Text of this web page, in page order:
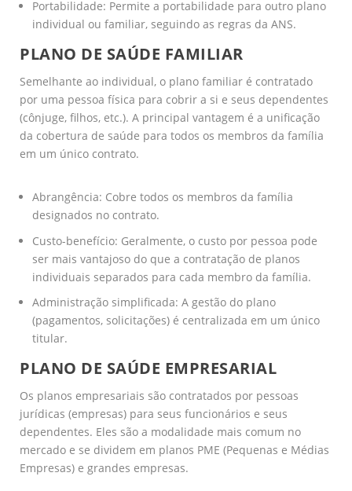
Portabilidade: Permite a portabilidade para outro plano
individual ou familiar, seguindo as regras da ANS.
PLANO DE SAÚDE FAMILIAR
Semelhante ao individual, o plano familiar é contratado
por uma pessoa física para cobrir a si e seus dependentes
(cônjuge, filhos, etc.). A principal vantagem é a unificação
da cobertura de saúde para todos os membros da família
em um único contrato.
Abrangência: Cobre todos os membros da família
designados no contrato.
Custo-benefício: Geralmente, o custo por pessoa pode
ser mais vantajoso do que a contratação de planos
individuais separados para cada membro da família.
Administração simplificada: A gestão do plano
(pagamentos, solicitações) é centralizada em um único
titular.
PLANO DE SAÚDE EMPRESARIAL
Os planos empresariais são contratados por pessoas
jurídicas (empresas) para seus funcionários e seus
dependentes. Eles são a modalidade mais comum no
mercado e se dividem em planos PME (Pequenas e Médias
Empresas) e grandes empresas.